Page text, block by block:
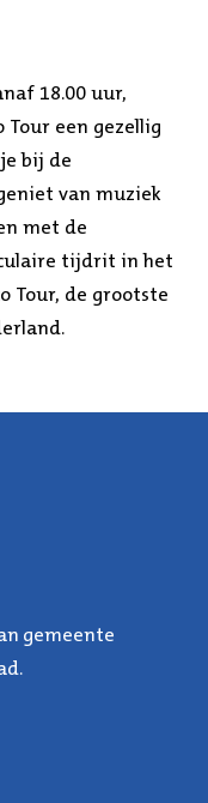
18.00 uur,
Tour een gezellig
bij de
van muziek
met de
tijdrit in het
Tour, de grootste
gemeente